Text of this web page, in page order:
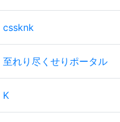
cssknk
至れり尽くせりポータル
K